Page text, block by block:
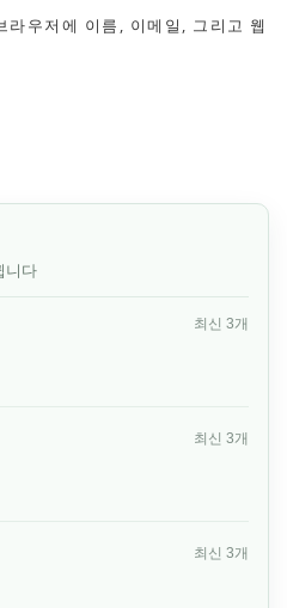
우저에 이름, 이메일, 그리고 웹
니다
최신 3개
최신 3개
최신 3개